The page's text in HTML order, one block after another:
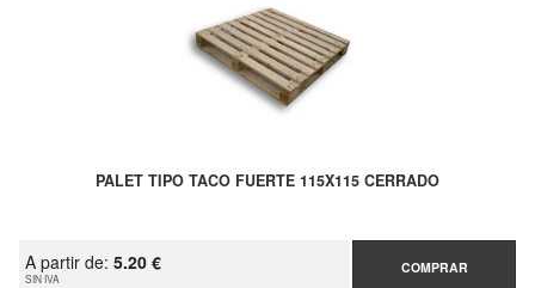
PALET TIPO TACO FUERTE 115X115 CERRADO
A partir de: 5.20 €
SIN IVA
COMPRAR